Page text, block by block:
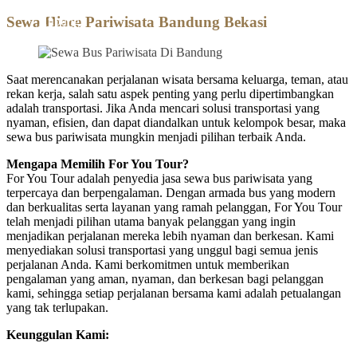
Hubungi
Sewa Hiace Pariwisata Bandung Bekasi
Saat merencanakan perjalanan wisata bersama keluarga, teman, atau
rekan kerja, salah satu aspek penting yang perlu dipertimbangkan
adalah transportasi. Jika Anda mencari solusi transportasi yang
nyaman, efisien, dan dapat diandalkan untuk kelompok besar, maka
sewa bus pariwisata mungkin menjadi pilihan terbaik Anda.
Mengapa Memilih For You Tour?
For You Tour adalah penyedia jasa sewa bus pariwisata yang
terpercaya dan berpengalaman. Dengan armada bus yang modern
dan berkualitas serta layanan yang ramah pelanggan, For You Tour
telah menjadi pilihan utama banyak pelanggan yang ingin
menjadikan perjalanan mereka lebih nyaman dan berkesan. Kami
menyediakan solusi transportasi yang unggul bagi semua jenis
perjalanan Anda. Kami berkomitmen untuk memberikan
pengalaman yang aman, nyaman, dan berkesan bagi pelanggan
kami, sehingga setiap perjalanan bersama kami adalah petualangan
yang tak terlupakan.
Keunggulan Kami: